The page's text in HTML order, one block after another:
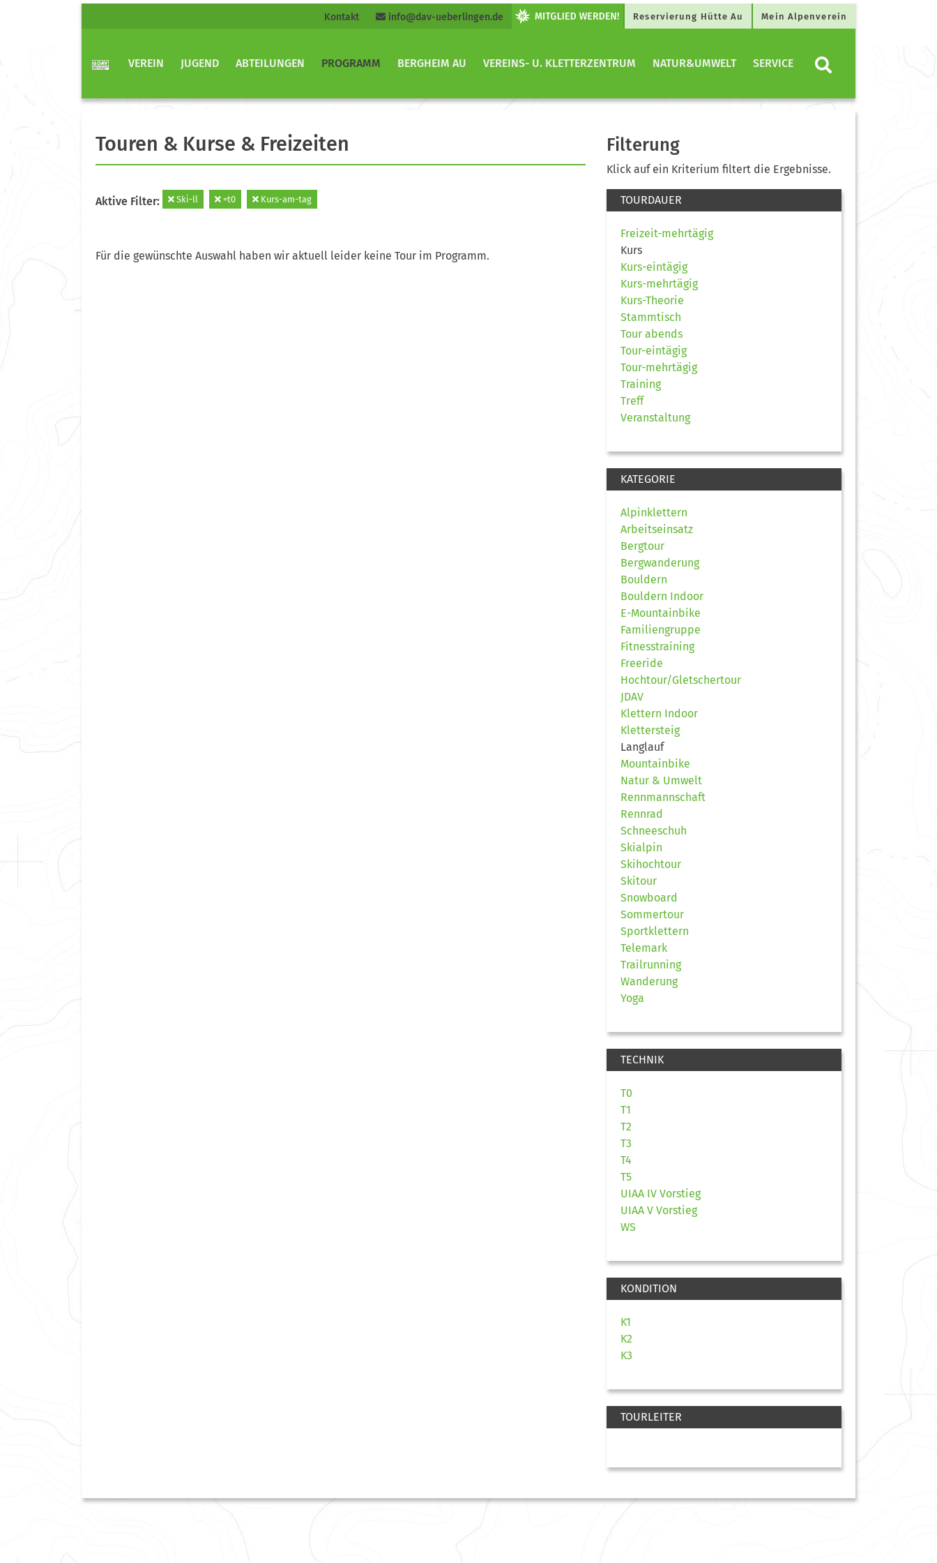
Kontakt info@dav-ueberlingen.de Reservierung Hütte Au Mein Alpenverein
VEREIN JUGEND ABTEILUNGEN PROGRAMM BERGHEIM AU VEREINS- U. KLETTERZENTRUM NATUR&UMWELT SERVICE
Touren & Kurse & Freizeiten
Aktive Filter: Ski-ll =t0 Kurs-am-tag
Für die gewünschte Auswahl haben wir aktuell leider keine Tour im Programm.
Filterung
Klick auf ein Kriterium filtert die Ergebnisse.
TOURDAUER
Freizeit-mehrtägig
Kurs
Kurs-eintägig
Kurs-mehrtägig
Kurs-Theorie
Stammtisch
Tour abends
Tour-eintägig
Tour-mehrtägig
Training
Treff
Veranstaltung
KATEGORIE
Alpinklettern
Arbeitseinsatz
Bergtour
Bergwanderung
Bouldern
Bouldern Indoor
E-Mountainbike
Familiengruppe
Fitnesstraining
Freeride
Hochtour/Gletschertour
JDAV
Klettern Indoor
Klettersteig
Langlauf
Mountainbike
Natur & Umwelt
Rennmannschaft
Rennrad
Schneeschuh
Skialpin
Skihochtour
Skitour
Snowboard
Sommertour
Sportklettern
Telemark
Trailrunning
Wanderung
Yoga
TECHNIK
T0
T1
T2
T3
T4
T5
UIAA IV Vorstieg
UIAA V Vorstieg
WS
KONDITION
K1
K2
K3
TOURLEITER